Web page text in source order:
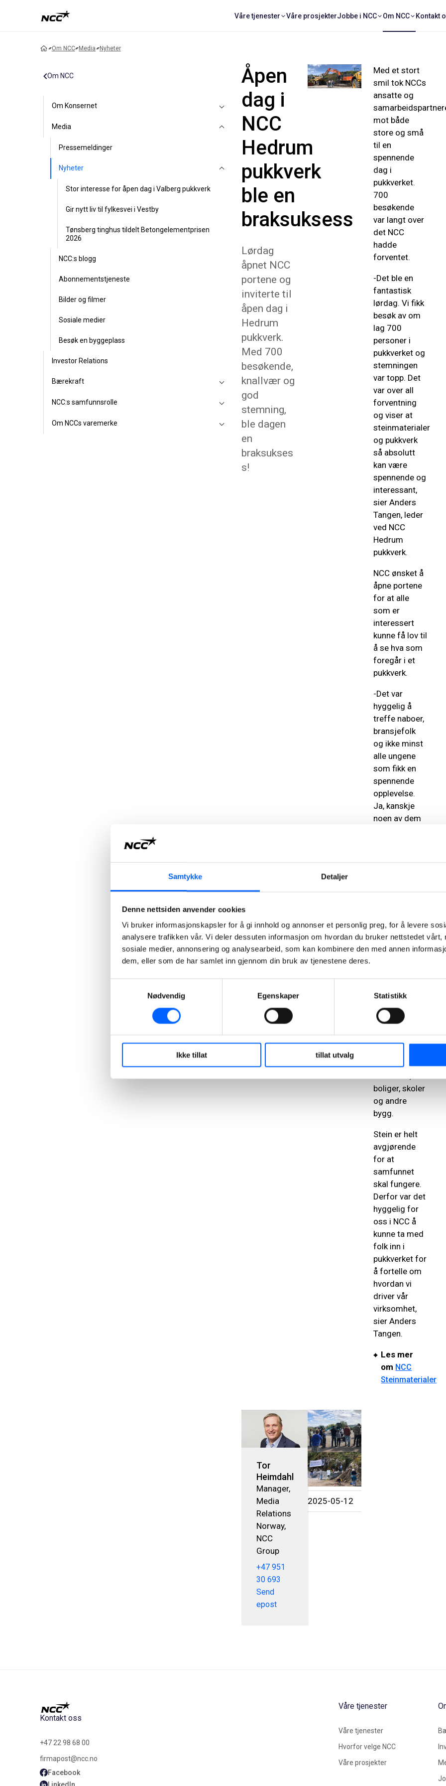
Samtykke Detaljer
Denne nettsiden anvender cookies
Vi bruker informasjonskapsler for å gi innhold og annonser et personlig preg, for å levere
analysere trafikken vår. Vi deler dessuten informasjon om hvordan du bruker nettstedet vårt,
sosiale medier, annonsering og analysearbeid, som kan kombinere den med annen
dem, eller som de har samlet inn gjennom din bruk av tjenestene deres.
Nødvendig
Egenskaper Statistikk
Ikke tillat tillat utvalg
Våre tjenester Våre prosjekterJobbe i NCC Om NCC Kontakt
Om NCC Media Nyheter
Om NCC
Om Konsernet
Media
Pressemeldinger
Nyheter
Stor interesse for åpen dag i Valberg pukkverk
Gir nytt liv til fylkesvei i Vestby
Tønsberg tinghus tildelt Betongelementprisen
2026
NCC:s blogg
Abonnementstjeneste
Bilder og filmer
Sosiale medier
Besøk en byggeplass
Investor Relations
Bærekraft
NCC:s samfunnsrolle
Om NCCs varemerke
Åpen
dag i
NCC
Hedrum
pukkverk
ble en
braksuksess
Lørdag
åpnet NCC
portene og
inviterte til
åpen dag i
Hedrum
pukkverk.
Med 700
besøkende,
knallvær og
god
stemning,
ble dagen
en
braksukses
s!
Med et stort
smil tok NCCs
ansatte og
mot både
store og små
til en
spennende
dag i
pukkverket.
700
besøkende
var langt over
det NCC
hadde
forventet.
-Det ble en
fantastisk
lørdag. Vi fikk
besøk av om
lag 700
personer i
pukkverket og
stemningen
var topp. Det
var over all
forventning
og viser at
steinmaterialer
og pukkverk
så absolutt
kan være
spennende og
interessant,
sier Anders
Tangen, leder
ved NCC
Hedrum
pukkverk.
NCC ønsket å
åpne portene
for at alle
som er
interessert
kunne få lov til
å se hva som
foregår i et
pukkverk.
-Det var
hyggelig å
treffe naboer,
bransjefolk
og ikke minst
alle ungene
som fikk en
spennende
opplevelse.
Ja, kanskje
noen av dem
Les også
Den helt
nødvendige
steinen
Hver person
forbruker over
13 tonn med
steinmaterialer
byggeprosjekter
som veier,
boliger, skoler
og andre
bygg.
Stein er helt
avgjørende
for at
samfunnet
skal fungere.
Derfor var det
hyggelig for
oss i NCC å
kunne ta med
folk inn i
pukkverket for
å fortelle om
hvordan vi
driver vår
virksomhet,
sier Anders
Tangen.
Les mer
om NCC
Steinmaterialer
Tor
Heimdahl
Manager,
Media
Relations
Norway,
NCC
Group
+47 951
30 693
Send
epost
2025-05-12
Kontakt oss
+47 22 98 68 00
firmapost@ncc.no
Facebook
Våre tjenester
Våre tjenester
Hvorfor velge NCC
Våre prosjekter